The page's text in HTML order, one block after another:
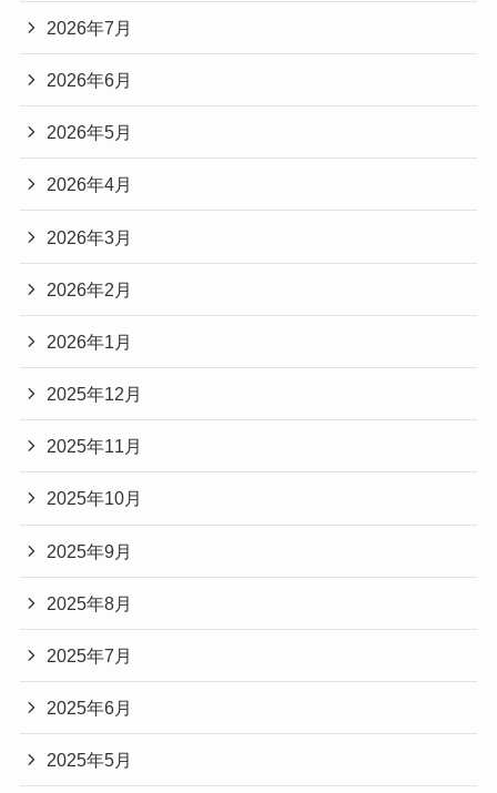
2026年7月
2026年6月
2026年5月
2026年4月
2026年3月
2026年2月
2026年1月
2025年12月
2025年11月
2025年10月
2025年9月
2025年8月
2025年7月
2025年6月
2025年5月